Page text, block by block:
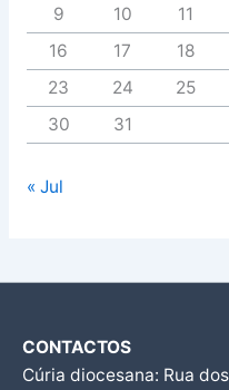
9
10 11
16
17 18
23
24 25
30
31
« Jul
CONTACTOS
Cúria diocesana: Rua